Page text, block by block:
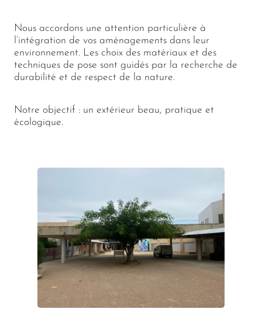
Nous accordons une attention particulière à
l’intégration de vos aménagements dans leur
environnement. Les choix des matériaux et des
techniques de pose sont guidés par la recherche de
durabilité et de respect de la nature.
Notre objectif : un extérieur beau, pratique et
écologique.